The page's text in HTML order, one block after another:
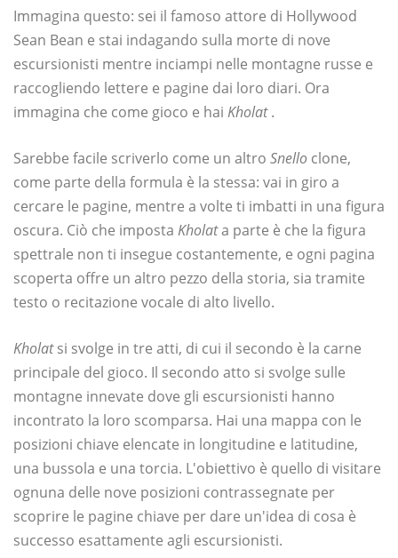
Immagina questo: sei il famoso attore di Hollywood
Sean Bean e stai indagando sulla morte di nove
escursionisti mentre inciampi nelle montagne russe e
raccogliendo lettere e pagine dai loro diari. Ora
immagina che come gioco e hai Kholat.
Sarebbe facile scriverlo come un altro Snello clone,
come parte della formula è la stessa: vai in giro a
cercare le pagine, mentre a volte ti imbatti in una figura
oscura. Ciò che imposta Kholata parte è che la figura
spettrale non ti insegue costantemente, e ogni pagina
scoperta offre un altro pezzo della storia, sia tramite
testo o recitazione vocale di alto livello.
Kholatsi svolge in tre atti, di cui il secondo è la carne
principale del gioco. Il secondo atto si svolge sulle
montagne innevate dove gli escursionisti hanno
incontrato la loro scomparsa. Hai una mappa con le
posizioni chiave elencate in longitudine e latitudine,
una bussola e una torcia. L'obiettivo è quello di visitare
ognuna delle nove posizioni contrassegnate per
scoprire le pagine chiave per dare un'idea di cosa è
successo esattamente agli escursionisti.